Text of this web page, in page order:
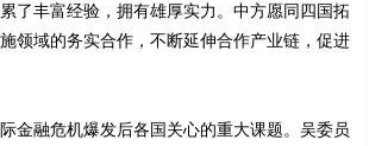
了丰富经验，拥有雄厚实力。中方愿同四国拓
领域的务实合作，不断延伸合作产业链，促进
融危机爆发后各国关心的重大课题。吴委员